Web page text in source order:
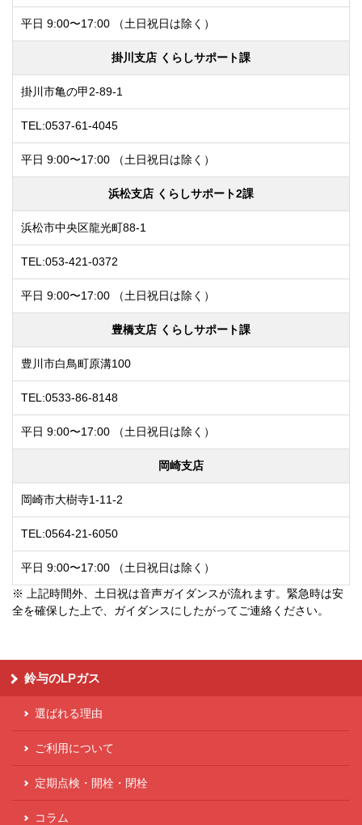
平日 9:00〜17:00 （土日祝日は除く）
掛川支店 くらしサポート課
掛川市亀の甲2-89-1
TEL:0537-61-4045
平日 9:00〜17:00 （土日祝日は除く）
浜松支店 くらしサポート2課
浜松市中央区龍光町88-1
TEL:053-421-0372
平日 9:00〜17:00 （土日祝日は除く）
豊橋支店 くらしサポート課
豊川市白鳥町原溝100
TEL:0533-86-8148
平日 9:00〜17:00 （土日祝日は除く）
岡崎支店
岡崎市大樹寺1-11-2
TEL:0564-21-6050
平日 9:00〜17:00 （土日祝日は除く）
※ 上記時間外、土日祝は音声ガイダンスが流れます。緊急時は安
全を確保した上で、ガイダンスにしたがってご連絡ください。
鈴与のLPガス
選ばれる理由
ご利用について
定期点検・開栓・閉栓
コラム